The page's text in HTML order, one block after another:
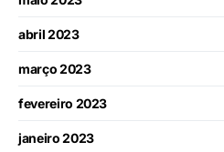
abril 2023
março 2023
fevereiro 2023
janeiro 2023